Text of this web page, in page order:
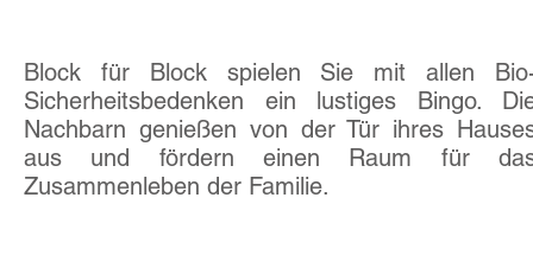
Block für Block spielen Sie mit allen
Sicherheitsbedenken ein lustiges Bingo.
Nachbarn genießen von der Tür ihres
aus und fördern einen Raum für
Zusammenleben der Familie.